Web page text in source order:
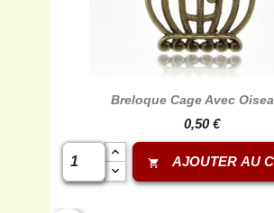
Breloque Cage Avec
0,50 €
shopping_cart AJOUTER AU